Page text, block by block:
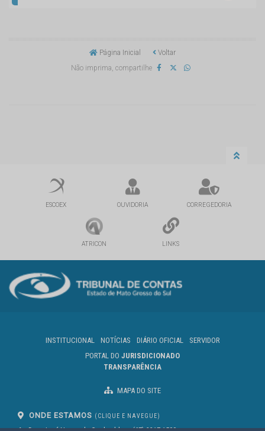
Página Inicial
Voltar
Não imprima, compartilhe
ESCOEX OUVIDORIA CORREGEDORIA
ATRICON LINKS
INSTITUCIONAL NOTÍCIAS DIÁRIO OFICIAL
SERVIDOR
PORTAL DO JURISDICIONADO
TRANSPARÊNCIA
MAPA DO SITE
ONDE ESTAMOS (CLIQUE E NAVEGUE)